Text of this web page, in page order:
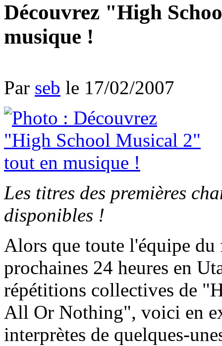
Découvrez "High
musique !
Par seb le 17/02/2007
Les titres des premières
disponibles !
Alors que toute l'équipe du
prochaines 24 heures en
répétitions collectives de
All Or Nothing", voici en
interprètes de quelques-